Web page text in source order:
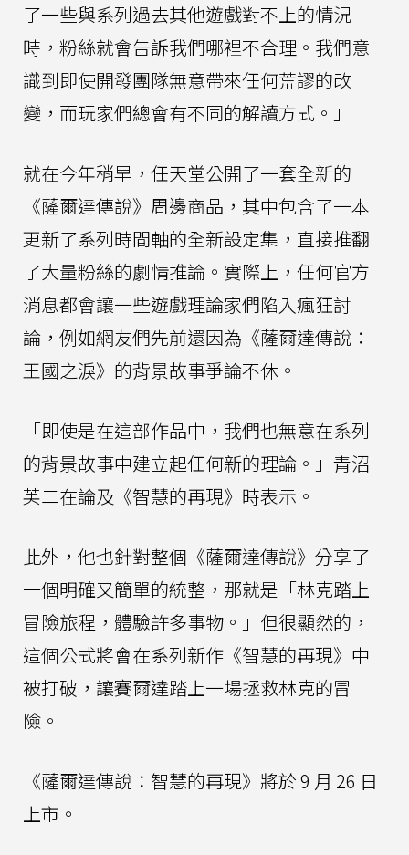
了一些與系列過去其他遊戲對不上的情況
時，粉絲就會告訴我們哪裡不合理。我們意
識到即使開發團隊無意帶來任何荒謬的改
變，而玩家們總會有不同的解讀方式。」
就在今年稍早，任天堂公開了一套全新的
《薩爾達傳說》周邊商品，其中包含了一本
更新了系列時間軸的全新設定集，直接推翻
了大量粉絲的劇情推論。實際上，任何官方
消息都會讓一些遊戲理論家們陷入瘋狂討
論，例如網友們先前還因為《薩爾達傳說：
王國之淚》的背景故事爭論不休。
「即使是在這部作品中，我們也無意在系列
的背景故事中建立起任何新的理論。」青沼
英二在論及《智慧的再現》時表示。
此外，他也針對整個《薩爾達傳說》分享了
一個明確又簡單的統整，那就是「林克踏上
冒險旅程，體驗許多事物。」但很顯然的，
這個公式將會在系列新作《智慧的再現》中
被打破，讓賽爾達踏上一場拯救林克的冒
險。
《薩爾達傳說：智慧的再現》將於 9 月 26 日
上市。